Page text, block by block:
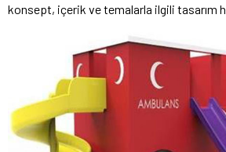
konsept, içerik ve temalarla ilgili tasarım